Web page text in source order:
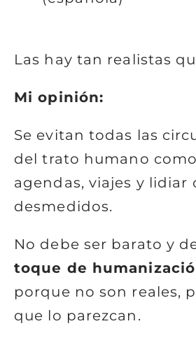
Las hay tan realistas
Mi opinión:
Se evitan todas las
del trato humano
agendas, viajes y lidiar
desmedidos.
No debe ser barato y
toque de
porque no son reales,
que lo parezcan.